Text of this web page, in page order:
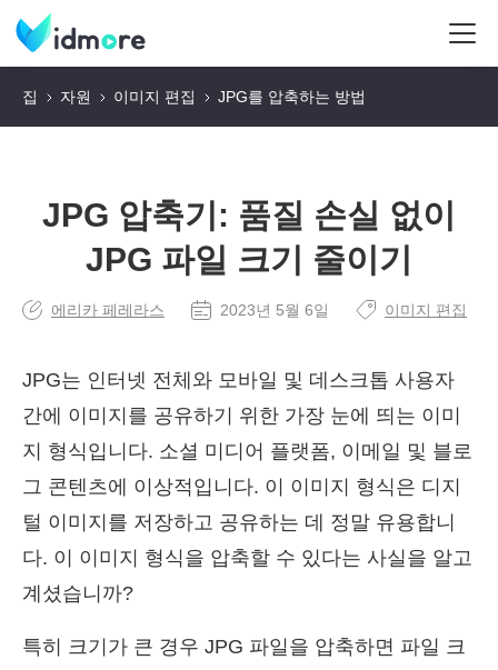
집 자원 이미지 편집 JPG를 압축하는 방법
JPG 압축기: 품질 손실 없이
JPG 파일 크기 줄이기
에리카 페레라스 2023년 5월 6일 이미지 편집
JPG는 인터넷 전체와 모바일 및 데스크톱 사용자
간에 이미지를 공유하기 위한 가장 눈에 띄는 이미
지 형식입니다. 소셜 미디어 플랫폼, 이메일 및 블로
그 콘텐츠에 이상적입니다. 이 이미지 형식은 디지
털 이미지를 저장하고 공유하는 데 정말 유용합니
다. 이 이미지 형식을 압축할 수 있다는 사실을 알고
계셨습니까?
특히 크기가 큰 경우 JPG 파일을 압축하면 파일 크